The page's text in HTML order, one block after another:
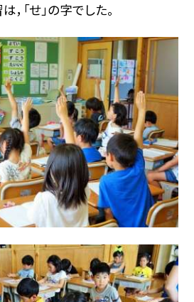
「せ」の字でした。